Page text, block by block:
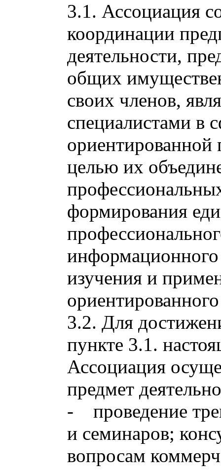
3.1. Ассоциация
координации
деятельности,
общих
своих членов,
специалистами в
ориентированной
целью их
формирования
информационного
изучения и
3.2. Для
пункте 3.1.
Ассоциация
предмет
- проведение
и семинаров;
вопросам